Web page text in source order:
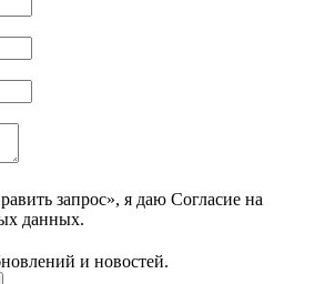
запрос», я даю Согласие на
данных.
и новостей.